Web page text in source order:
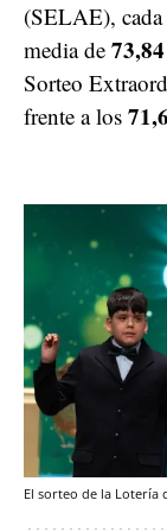
(SELAE), cada
media de
Sorteo
frente a los
El sorteo de la Lotería